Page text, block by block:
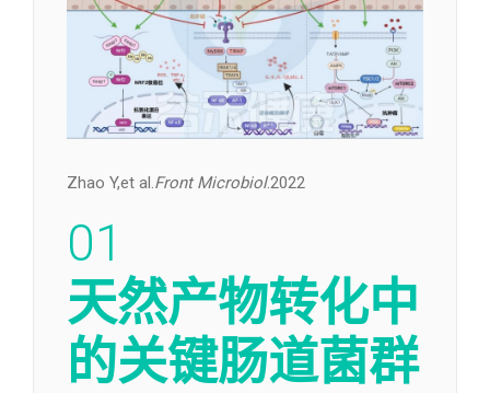
Zhao Y,et al.Front Microbiol.2022
01
天然产物转化中
的关键肠道菌群